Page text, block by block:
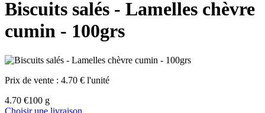
Biscuits salés - Lamelles chèvre
cumin - 100grs
Prix de vente : 4.70 € l'unité
4.70 €100 g
Choisir une livraison